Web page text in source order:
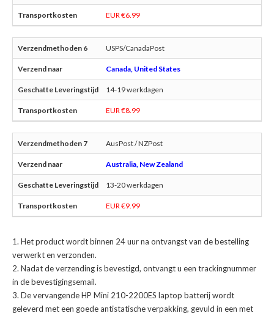
EUR €6.99
USPS/CanadaPost
Canada, United States
14-19 werkdagen
EUR €8.99
AusPost / NZPost
Australia, New Zealand
13-20 werkdagen
EUR €9.99
Het product wordt binnen 24 uur na ontvangst van de bestelling
verwerkt en verzonden.
Nadat de verzending is bevestigd, ontvangt u een trackingnummer
in de bevestigingsemail.
Devervangende HP Mini 210-2200ES laptop batterijwordt
geleverd met een goede antistatische verpakking, gevuld in een met